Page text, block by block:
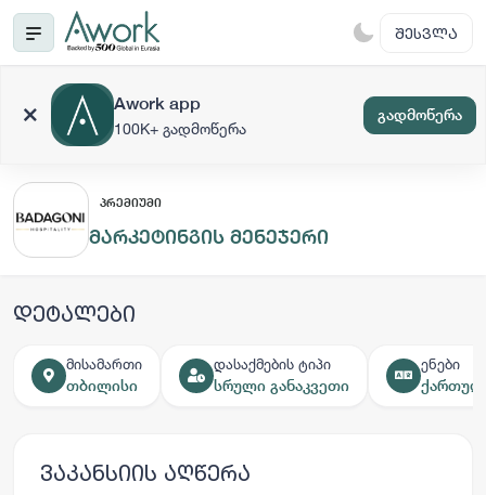
ᲨᲔᲡᲕᲚᲐ
Awork app
100K+ გადმოწერა
გადმოწერა
ᲞᲠᲔᲛᲘᲣᲛᲘ
მარკეტინგის მენეჯერი
დეტალები
მისამართი
თბილისი
დასაქმების ტიპი
სრული განაკვეთი
ენები
ვაკანსიის აღწერა